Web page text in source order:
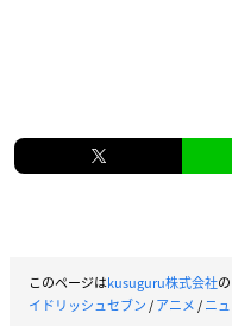
このページはkusuguru株式会社
イドリッシュセブン/アニメ/ニ